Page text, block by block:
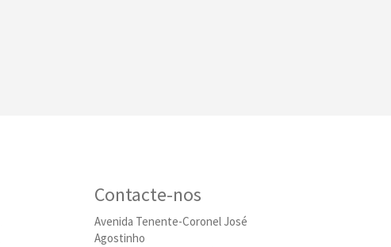
Contacte-nos
Avenida Tenente-Coronel José
Agostinho